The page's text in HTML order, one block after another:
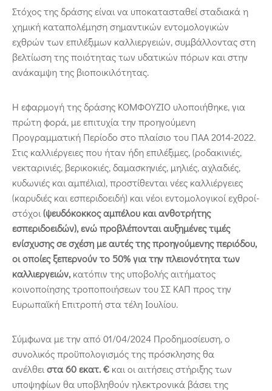
Στόχος της δράσης είναι να υποκατασταθεί σταδιακά η
χημική καταπολέμηση σημαντικών εντομολογικών
εχθρών των επιλέξιμων καλλιεργειών, συμβάλλοντας στη
βελτίωση της ποιότητας των υδατικών πόρων και στην
ανάκαμψη της βιοποικιλότητας.
Η εφαρμογή της δράσης ΚΟΜΦΟΥΖΙΟ υλοποιήθηκε, για
πρώτη φορά, με επιτυχία την προηγούμενη
Προγραμματική Περίοδο στο πλαίσιο του ΠΑΑ 2014-2022.
Στις καλλιέργειες που ήταν ήδη επιλέξιμες, (ροδακινιές,
νεκταρινιές, βερικοκιές, δαμασκηνιές, μηλιές, αχλαδιές,
κυδωνιές και αμπέλια), προστίθενται νέες καλλιέργειες
(καρυδιές και εσπεριδοειδή) και νέοι εντομολογικοί εχθροί-
στόχοι (ψευδόκοκκος αμπέλου και ανθοτρήτης
εσπεριδοειδών), ενώπροβλέπονται αυξημένες τιμές
ενίσχυσης σε σχέση με αυτές της προηγούμενης περιόδου,
οι οποίες ξεπερνούν το 50% για την πλειονότητα των
καλλιεργειών, κατόπιν της υποβολής αιτήματος
κοινοποίησης τροποποιήσεων του ΣΣ ΚΑΠ προς την
Ευρωπαϊκή Επιτροπή στα τέλη Ιουλίου.
Σύμφωνα με την από 01/04/2024 Προδημοσίευση, ο
συνολικός προϋπολογισμός της πρόσκλησης θα
ανέλθει στα 60 εκατ. € και οι αιτήσεις στήριξης των
υποψηφίων θα υποβληθούν ηλεκτρονικά βάσει της